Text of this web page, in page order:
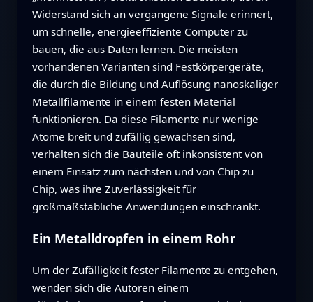
Widerstand sich an vergangene Signale erinnert,
um schnelle, energieeffiziente Computer zu
bauen, die aus Daten lernen. Die meisten
vorhandenen Varianten sind Festkörpergeräte,
die durch die Bildung und Auflösung nanoskaliger
Metallfilamente in einem festen Material
funktionieren. Da diese Filamente nur wenige
Atome breit und zufällig gewachsen sind,
verhalten sich die Bauteile oft inkonsistent von
einem Einsatz zum nächsten und von Chip zu
Chip, was ihre Zuverlässigkeit für
großmaßstäbliche Anwendungen einschränkt.
Ein Metalldropfen in einem Rohr
Um der Zufälligkeit fester Filamente zu entgehen,
wenden sich die Autoren einem